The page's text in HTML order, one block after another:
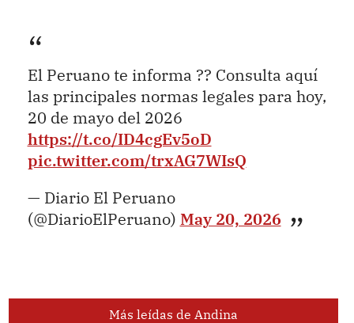
El Peruano te informa ?? Consulta aquí
las principales normas legales para hoy,
20 de mayo del 2026
https://t.co/ID4cgEv5oD
pic.twitter.com/trxAG7WIsQ
— Diario El Peruano
(@DiarioElPeruano) May 20, 2026
Más leídas de Andina